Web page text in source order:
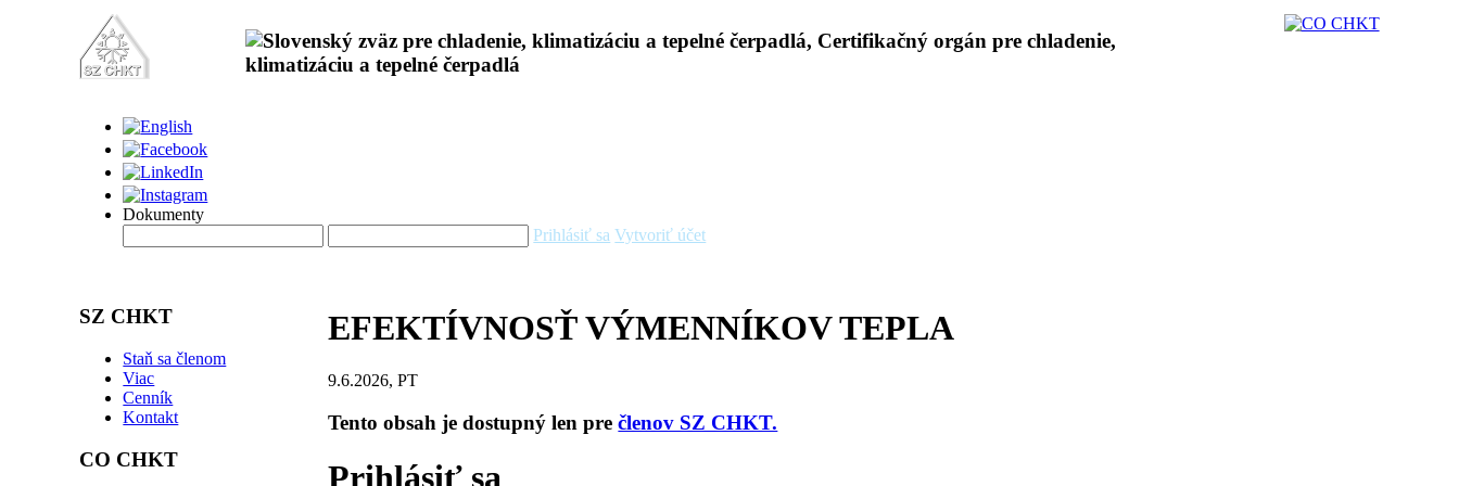
Dokumenty
Prihlásiť sa Vytvoriť účet
SZ CHKT
Staň sa členom
Viac
Cenník
Kontakt
CO CHKT
EFEKTÍVNOSŤ VÝMENNÍKOV TEPLA
9.6.2026, PT
Tento obsah je dostupný len prečlenov SZ CHKT.
Prihlásiť sa